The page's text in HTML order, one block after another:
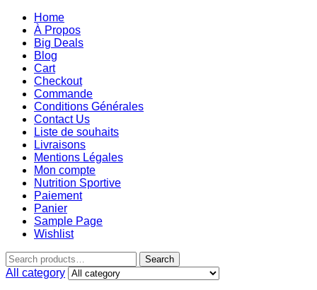
Home
À Propos
Big Deals
Blog
Cart
Checkout
Commande
Conditions Générales
Contact Us
Liste de souhaits
Livraisons
Mentions Légales
Mon compte
Nutrition Sportive
Paiement
Panier
Sample Page
Wishlist
Search
All category